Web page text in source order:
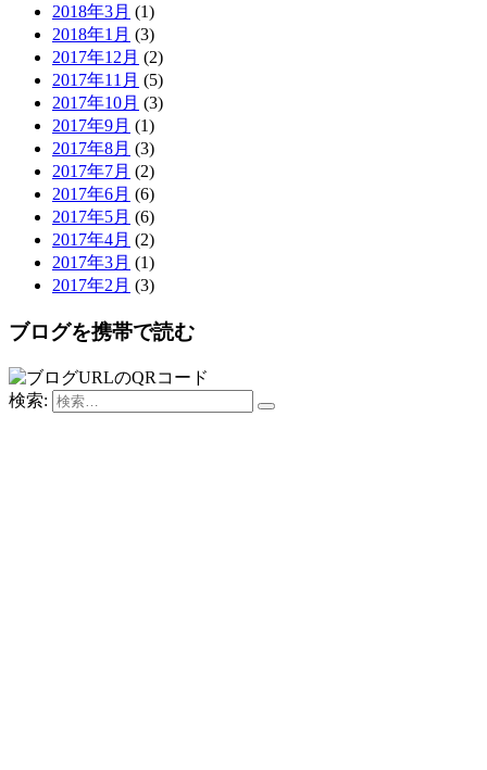
2018年3月 (1)
2018年1月 (3)
2017年12月 (2)
2017年11月 (5)
2017年10月 (3)
2017年9月 (1)
2017年8月 (3)
2017年7月 (2)
2017年6月 (6)
2017年5月 (6)
2017年4月 (2)
2017年3月 (1)
2017年2月 (3)
ブログを携帯で読む
検索: